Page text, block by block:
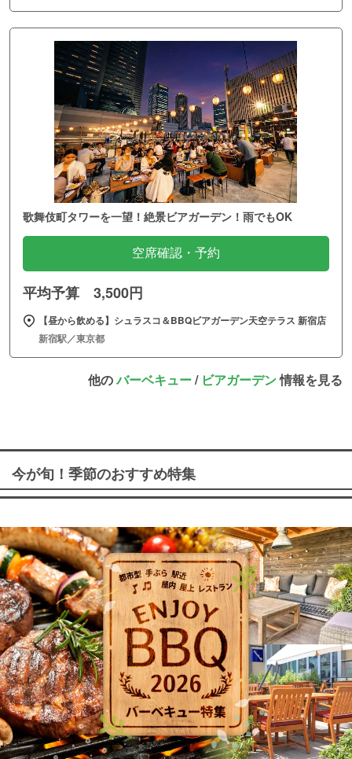
歌舞伎町タワーを一望！絶景ビアガーデン！雨でもOK
空席確認・予約
平均予算 3,500円
【昼から飲める】シュラスコ＆BBQビアガーデン天空テラス 新宿店
新宿駅／東京都
他のバーベキュー/ ビアガーデン情報を見る
今が旬！季節のおすすめ特集